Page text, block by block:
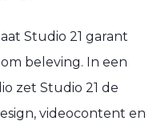
Studio 21 garant
beleving. In een
zet Studio 21 de
videocontent en